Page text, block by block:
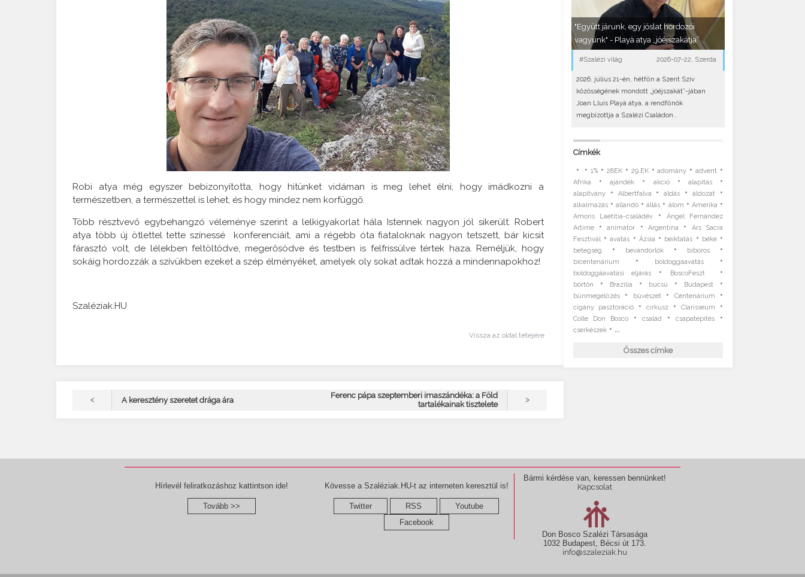
Robi atya még egyszer bebizonyította, hogy hitünket vidáman is meg lehet élni, hogy imádkozni a
természetben, a természettel is lehet, és hogy mindez nem korfüggő.
Több résztvevő egybehangzó véleménye szerint a lelkigyakorlat hála Istennek nagyon jól sikerült. Robert
atya több új ötlettel tette színessé konferenciáit, ami a régebb óta fiataloknak nagyon tetszett, bár kicsit
fárasztó volt, de lélekben feltöltődve, megerősödve és testben is felfrissülve tértek haza. Reméljük, hogy
sokáig hordozzák a szívükben ezeket a szép élményéket, amelyek oly sokat adtak hozzá a mindennapokhoz!
Szaléziak.HU
Vissza az oldal tetejére
"Együtt járunk, egy jóslat hordozói
vagyunk" - Playà atya „jóéjszakátja”
#Szalézi világ 2026-07-22, Szerda
2026. július 21-én, hétfőn a Szent Szív
közösségének mondott „jóéjszakát”-jában
Joan Lluis Playà atya, a rendfőnök
megbízottja a Szalézi Családon..
Címkék
• •1% • 28EK • 29.EK•adomány •advent •
Afrika •ajándék • akció• alapítás•
alapítvány• Albertfalva •áldás •áldozat •
alkalmazás•állandó •állás • álom • Amerika •
Amoris Laetitia-családév•
Ángel Fernández
Artime•animátor •Argentína •
Ars Sacra
Fesztivál•avatás • Ázsia • beiktatás • béke•
betegség • bevándorlók• bíboros •
bicentenárium • boldoggáavatás•
boldoggáavatási eljárás • BoscoFeszt •
börtön • Brazília • búcsú • Budapest •
bűnmegelőzés• bűvészet• Centenárium •
cigány pasztoráció• cirkusz•Clarisseum •
Colle Don Bosco• család •csapatépítés •
cserkészek• ...
Összes címke
< A keresztény szeretet drága ára
Ferenc pápa szeptemberi imaszándéka: a Föld
tartalékainak tisztelete
>
Hírlevél feliratkozáshoz kattintson ide!
Tovább >>
Kövesse a Szaléziak.HU-t az interneten keresztül is!
Twitter RSS
Youtube
Facebook
Bármi kérdése van, keressen bennünket!
Kapcsolat
Don Bosco Szalézi Társasága
1032 Budapest, Bécsi út 173.
info@szaleziak.hu